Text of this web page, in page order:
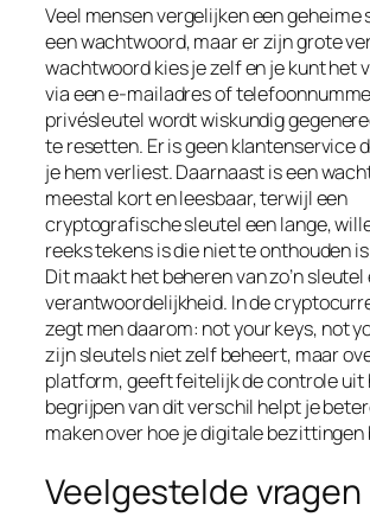
Veel mensen vergelijken een geheime
een wachtwoord, maar er zijn grote
wachtwoord kies je zelf en je kunt het
via een e-mailadres of
privésleutel wordt wiskundig
te resetten. Er is geen klantenservice
je hem verliest. Daarnaast is een
meestal kort en leesbaar, terwijl een
cryptografische sleutel een lange,
reeks tekens is die niet te onthouden
Dit maakt het beheren van zo’n
verantwoordelijkheid. In de
zegt men daarom: not your keys, not
zijn sleutels niet zelf beheert, maar
platform, geeft feitelijk de controle uit
begrijpen van dit verschil helpt je
maken over hoe je digitale bezittingen
Veelgestelde vragen